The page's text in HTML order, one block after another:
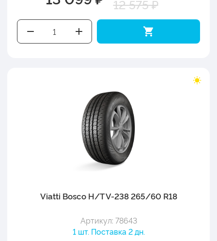
12 575 ₽
Viatti Bosco H/T V-238 265/60 R18
Артикул: 78643
1 шт. Поставка 2 дн.